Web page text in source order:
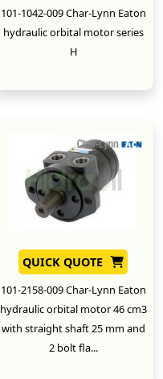
101-1042-009 Char-Lynn Eaton
hydraulic orbital motor series
H
QUICK QUOTE
101-2158-009 Char-Lynn Eaton
hydraulic orbital motor 46 cm3
with straight shaft 25 mm and
2 bolt fla...